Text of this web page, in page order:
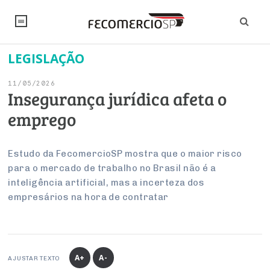
NOTÍCIAS
Artigos
PROJETOS ESPECIAIS:
Economia
Brasil
Internacional
Economia Digital
Inteligência Artificial
Legislação
Trabalho
Empresas
Reforma Tributária
Negócios
PESQUISAS
FALE CONOSCO
INSTITUCIONAL
Negociações Coletivas
Conselho de Emprego e Relações do Trabalho
LEGISLAÇÃO
11/05/2026
Insegurança jurídica afeta o
emprego
Estudo da FecomercioSP mostra que o maior risco
para o mercado de trabalho no Brasil não é a
inteligência artificial, mas a incerteza dos
empresários na hora de contratar
AJUSTAR TEXTO A+ A-